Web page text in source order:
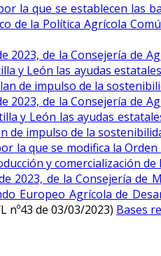
la que se establecen
de la Política Agrícola
2023, de la Consejería
y León las ayudas
de impulso de la
2023, de la Consejería
y León las ayudas
de impulso de la
la que se modifica la
y comercialización de
2023, de la Consejería
Europeo Agrícola de
nº43 de 03/03/2023) Bases